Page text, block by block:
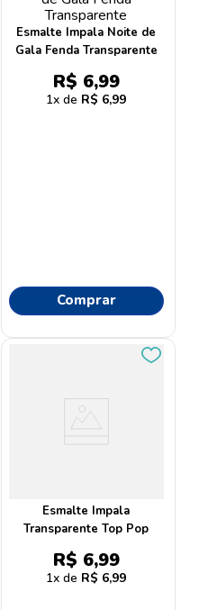
Esmalte Impala Noite de
Gala Fenda Transparente
R$ 6,99
1 R$ 6,99
Comprar
Esmalte Impala
Transparente Top Pop
R$ 6,99
1 R$ 6,99